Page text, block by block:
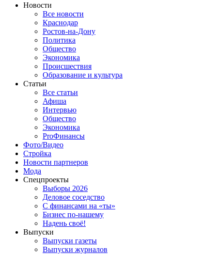
Новости
Все новости
Краснодар
Ростов-на-Дону
Политика
Общество
Экономика
Происшествия
Образование и культура
Статьи
Все статьи
Афиша
Интервью
Общество
Экономика
ProФинансы
Фото/Видео
Стройка
Новости партнеров
Мода
Спецпроекты
Выборы 2026
Деловое соседство
С финансами на «ты»
Бизнес по-нашему
Надень своё!
Выпуски
Выпуски газеты
Выпуски журналов